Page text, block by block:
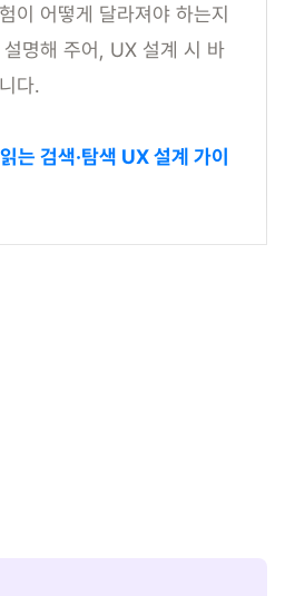
이 어떻게 달라져야 하는지
명해 주어, UX 설계 시 바
다.
는 검색·탐색 UX 설계 가이